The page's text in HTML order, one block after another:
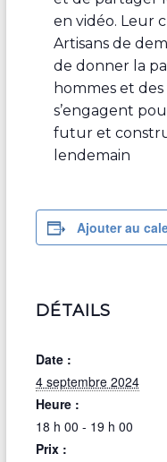
en vidéo. Leur
Artisans de
de donner la
hommes et
s’engagent
futur et
lendemain
Ajouter au
DÉTAILS
Date :
4 septembre 2024
Heure :
18 h 00 - 19 h 00
Prix :